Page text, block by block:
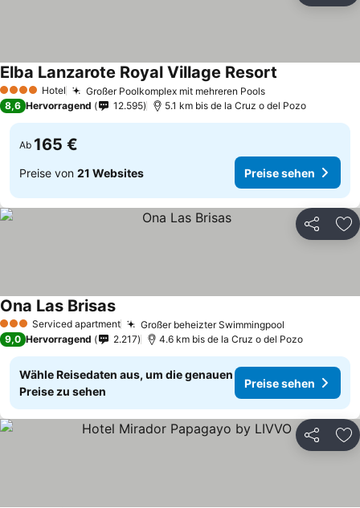
4 Sterne Hotel Großer Poolkomplex mit mehreren Pools
Elba Lanzarote Royal Village Resort
8,6 Hervorragend 12.595 5.1 km bis de la Cruz o del Pozo
Ab 165 €
Preise von 21 Websites Preise sehen
Teilen
3 SterneServiced apartment Großer beheizter Swimmingpool
Ona Las Brisas
9,0 Hervorragend 2.217 4.6 km bis de la Cruz o del Pozo
Wähle Reisedaten aus, um die genauen
Preise zu sehen
Preise sehen
Teilen